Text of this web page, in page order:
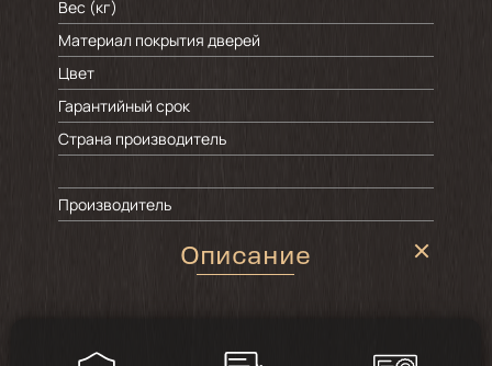
Вес (кг)
Материал покрытия дверей
Цвет
Гарантийный срок
Страна производитель
Производитель
Описание